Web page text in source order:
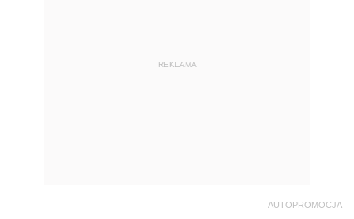
REKLAMA
AUTOPROMOCJA